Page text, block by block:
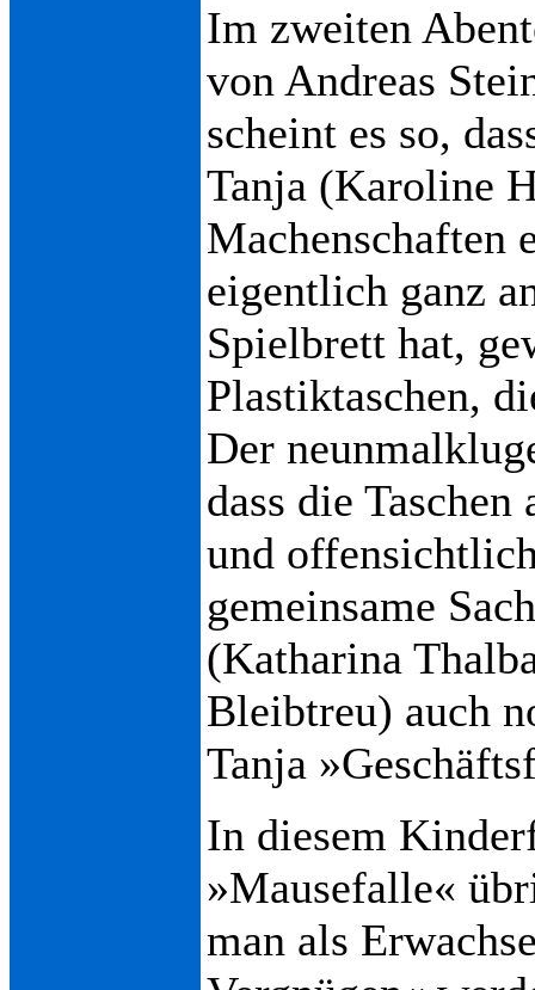
Im zweiten
von Andreas
scheint es so,
Tanja (Karoline
Machenschaften
eigentlich ganz
Spielbrett hat,
Plastiktaschen,
Der
dass die
und
gemeinsame
(Katharina
Bleibtreu) auch
Tanja
In diesem
»Mausefalle«
man als